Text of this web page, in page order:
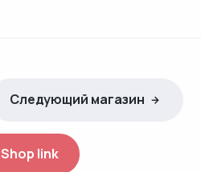
Следующий магазин
Shop link